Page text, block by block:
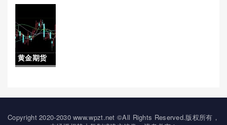
业的喊单
服务和实
时互动平
遍！国联
期货(发展
历程与未
来展望)
黄金期货
哪天开始
(黄金期货
Copyright 2020-2030 www.wpzt.net ©All Rights Reserved.版权所有，